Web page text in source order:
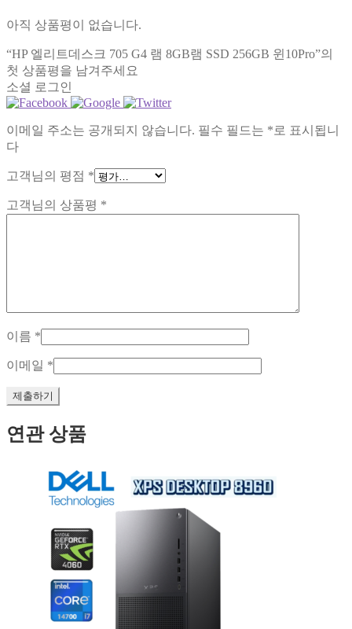
아직 상품평이 없습니다.
“HP 엘리트데스크 705 G4 램 8GB램 SSD 256GB 윈10Pro”의
첫 상품평을 남겨주세요
소셜 로그인
이메일 주소는 공개되지 않습니다. 필수 필드는 * 로 표시됩니
다
고객님의 평점 *
고객님의 상품평 *
이름 *
이메일 *
연관 상품